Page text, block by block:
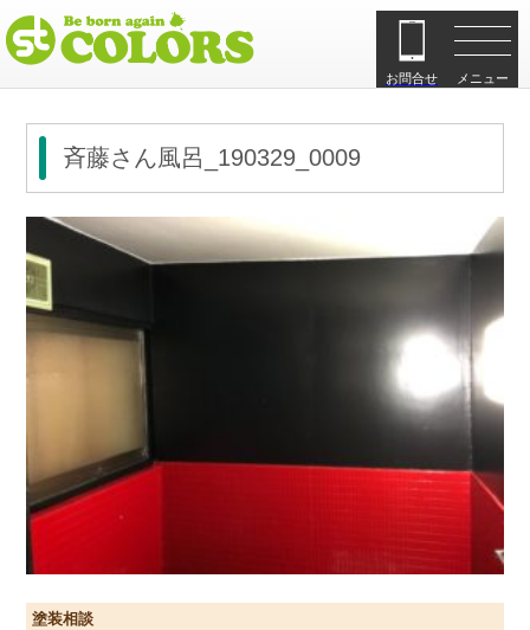
お問合せ メニュー
斉藤さん風呂_190329_0009
塗装相談